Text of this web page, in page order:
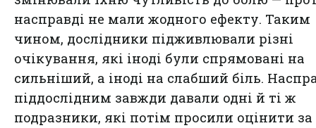
насправді не мали жодного ефекту. Таким
чином, дослідники підживлювали різні
очікування, які іноді були спрямовані на
сильніший, а іноді на слабший біль.
піддослідним завжди давали одні й ті ж
подразники, які потім просили оцінити за